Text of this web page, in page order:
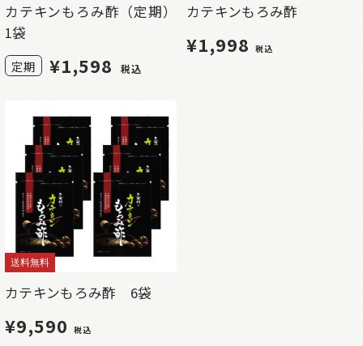
カテキンもろみ酢（定期）
1袋
定期 ¥1,598 税込
カテキンもろみ酢
¥1,998 税込
送料無料
カテキンもろみ酢 6袋
¥9,590 税込